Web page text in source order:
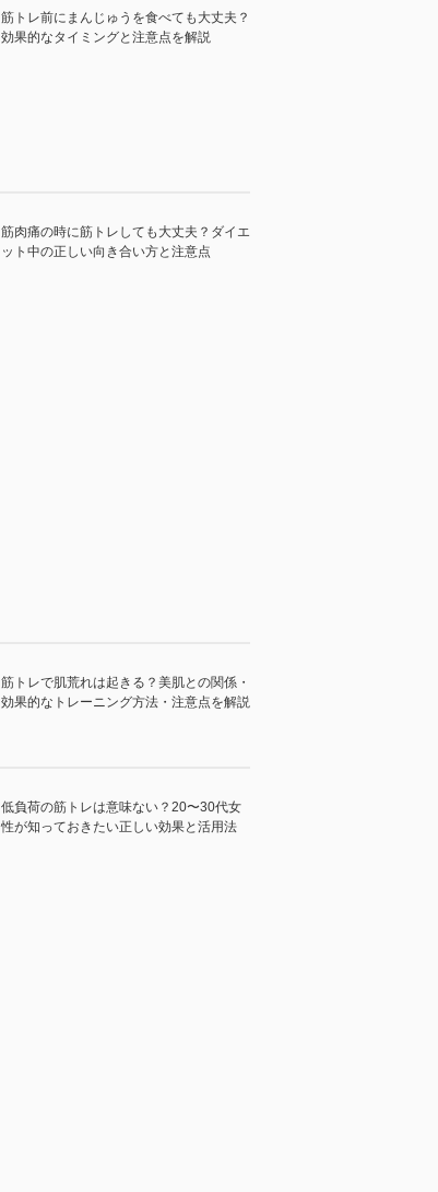
筋トレ前にまんじゅうを食べても大丈夫？
効果的なタイミングと注意点を解説
筋肉痛の時に筋トレしても大丈夫？ダイエ
ット中の正しい向き合い方と注意点
筋トレで肌荒れは起きる？美肌との関係・
効果的なトレーニング方法・注意点を解説
低負荷の筋トレは意味ない？20〜30代女
性が知っておきたい正しい効果と活用法